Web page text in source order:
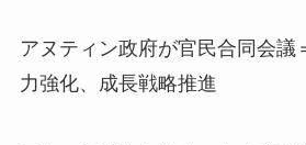
アヌティン政府が官民合同会議
力強化、成長戦略推進